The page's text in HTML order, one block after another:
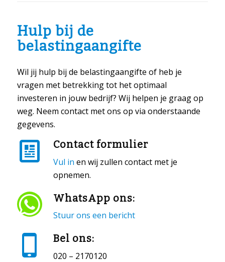
Hulp bij de
belastingaangifte
Wil jij hulp bij de belastingaangifte of heb je
vragen met betrekking tot het optimaal
investeren in jouw bedrijf? Wij helpen je graag op
weg. Neem contact met ons op via onderstaande
gegevens.
Contact formulier
Vul in en wij zullen contact met je
opnemen.
WhatsApp ons:
Stuur ons een bericht
Bel ons:
020 – 2170120